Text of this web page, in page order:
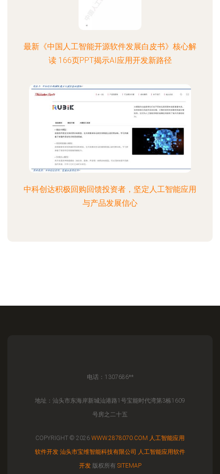
最新《中国人工智能开源软件发展白皮书》核心解
读 166页PPT揭示AI应用开发新路径
中科创达积极回购回馈投资者，坚定人工智能应用
与产品发展信心
电话：1307686**
地址：汕头市东海岸新城汕港路1号宝能时代湾第3栋1609
号房之二十五
COPYRIGHT © 2026 WWW.2878070.COM 人工智能应用
软件开发 汕头市宝维智能科技有限公司 人工智能应用软件
开发版权所有 SITEMAP